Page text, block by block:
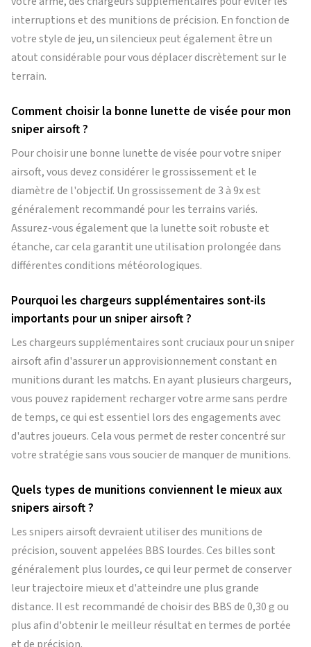
interruptions et des munitions de précision. En fonction de
votre style de jeu, un silencieux peut également être un
atout considérable pour vous déplacer discrètement sur le
terrain.
Comment choisir la bonne lunette de visée pour mon
sniper airsoft ?
Pour choisir une bonne lunette de visée pour votre sniper
airsoft, vous devez considérer le grossissement et le
diamètre de l'objectif. Un grossissement de 3 à 9x est
généralement recommandé pour les terrains variés.
Assurez-vous également que la lunette soit robuste et
étanche, car cela garantit une utilisation prolongée dans
différentes conditions météorologiques.
Pourquoi les chargeurs supplémentaires sont-ils
importants pour un sniper airsoft ?
Les chargeurs supplémentaires sont cruciaux pour un sniper
airsoft afin d'assurer un approvisionnement constant en
munitions durant les matchs. En ayant plusieurs chargeurs,
vous pouvez rapidement recharger votre arme sans perdre
de temps, ce qui est essentiel lors des engagements avec
d'autres joueurs. Cela vous permet de rester concentré sur
votre stratégie sans vous soucier de manquer de munitions.
Quels types de munitions conviennent le mieux aux
snipers airsoft ?
Les snipers airsoft devraient utiliser des munitions de
précision, souvent appelées BBS lourdes. Ces billes sont
généralement plus lourdes, ce qui leur permet de conserver
leur trajectoire mieux et d'atteindre une plus grande
distance. Il est recommandé de choisir des BBS de 0,30 g ou
plus afin d'obtenir le meilleur résultat en termes de portée